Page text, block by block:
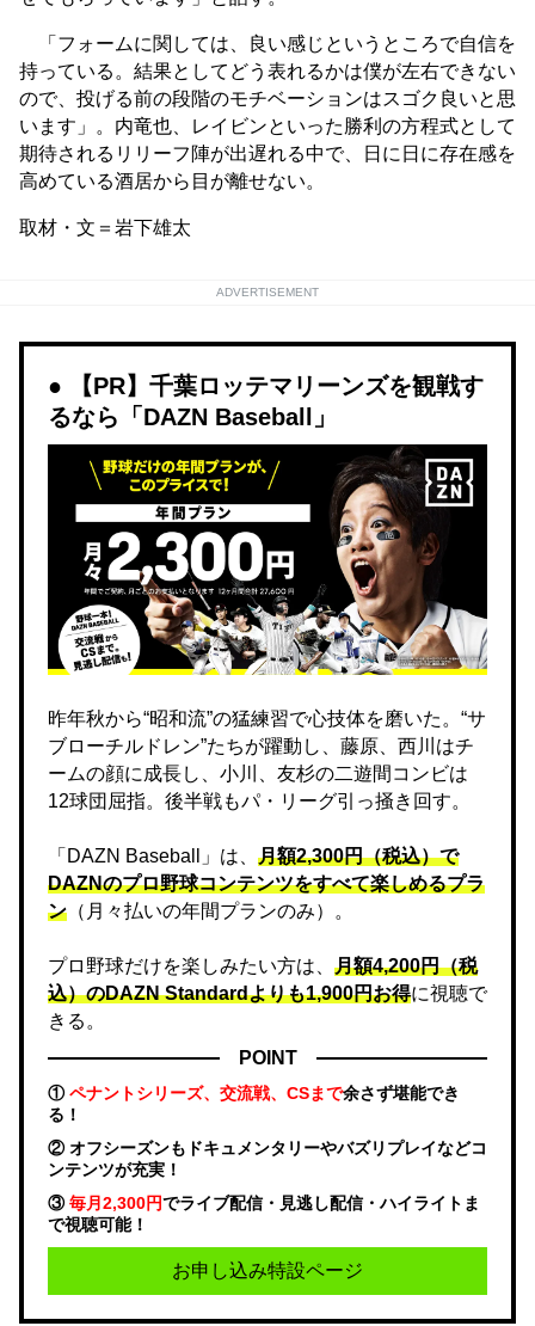
「フォームに関しては、良い感じというところで自信を
持っている。結果としてどう表れるかは僕が左右できない
ので、投げる前の段階のモチベーションはスゴク良いと思
います」。内竜也、レイビンといった勝利の方程式として
期待されるリリーフ陣が出遅れる中で、日に日に存在感を
高めている酒居から目が離せない。
取材・文＝岩下雄太
ADVERTISEMENT
【PR】千葉ロッテマリーンズを観戦す
るなら「DAZN Baseball」
昨年秋から“昭和流”の猛練習で心技体を磨いた。“サ
ブローチルドレン”たちが躍動し、藤原、西川はチ
ームの顔に成長し、小川、友杉の二遊間コンビは
12球団屈指。後半戦もパ・リーグ引っ掻き回す。
「DAZN Baseball」は、 月額2,300円（税込）で
DAZNのプロ野球コンテンツをすべて楽しめるプラ
ン （月々払いの年間プランのみ）。
プロ野球だけを楽しみたい方は、 月額4,200円（税
込）のDAZN Standard​よりも1,900円お得に視聴で
きる。
POINT
①ペナントシリーズ、交流戦、CSまで余さず堪能でき
る！
② オフシーズンもドキュメンタリーやバズリプレイなどコ
ンテンツが充実！
③毎月2,300円でライブ配信・見逃し配信・ハイライトま
で視聴可能！
お申し込み特設ページ